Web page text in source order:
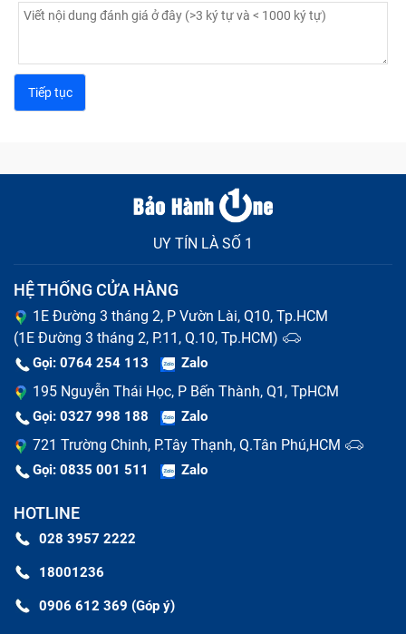
UY TÍN LÀ SỐ 1
HỆ THỐNG CỬA HÀNG
1E Đường 3 tháng 2, P Vườn Lài, Q10, Tp.HCM
(1E Đường 3 tháng 2, P.11, Q.10, Tp.HCM)
Gọi: 0764 254 113 Zalo
195 Nguyễn Thái Học, P Bến Thành, Q1, TpHCM
Gọi: 0327 998 188 Zalo
721 Trường Chinh, P.Tây Thạnh, Q.Tân Phú,HCM
Gọi: 0835 001 511 Zalo
HOTLINE
028 3957 2222
18001236
0906 612 369 (Góp ý)